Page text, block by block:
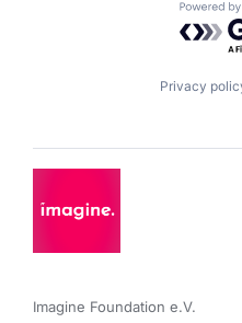
Privacy
Imagine Foundation e.V.